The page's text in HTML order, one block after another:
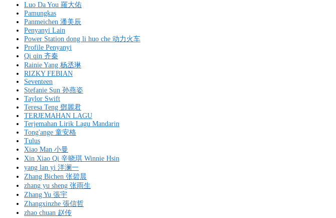
Luo Da You 羅大佑
Pamungkas
Panmeichen 潘美辰
Penyanyi Lain
Power Station dong li huo che 动力火车
Profile Penyanyi
Qi qin 齐秦
Rainie Yang 杨丞琳
RIZKY FEBIAN
Seventeen
Stefanie Sun 孙燕姿
Taylor Swift
Teresa Teng 鄧麗君
TERJEMAHAN LAGU
Terjemahan Lirik Lagu Mandarin
Tong'ange 童安格
Tulus
Xiao Man 小曼
Xin Xiao Qi 辛晓琪 Winnie Hsin
yang lan yi 洋澜一
Zhang Bichen 张碧晨
zhang yu sheng 张雨生
Zhang Yu 張宇
Zhangxinzhe 張信哲
zhao chuan 赵传